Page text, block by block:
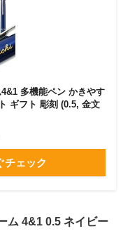
多機能ペン かきやす
ギフト 彫刻 (0.5, 金文
チェック
ム 4&1 0.5 ネイビー